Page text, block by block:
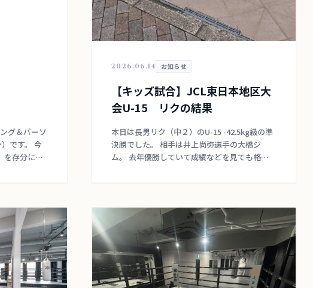
グ＆パーソ
です。 今
を存分に楽
2026.06.14 お知らせ
【キッズ試合】JCL東日本地区大
会U-15 リクの結果
本日は長男リク（中２）のU-15 -42.5kg級の準
決勝でした。 相手は井上尚弥選手の大橋ジ
ム。 去年優勝していて成績などを見ても格上